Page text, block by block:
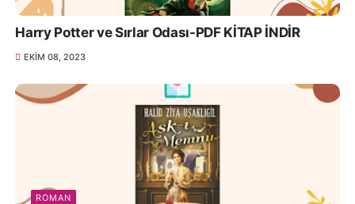
Harry Potter ve Sırlar Odası-PDF KİTAP İNDİR
EKIM 08, 2023
ROMAN